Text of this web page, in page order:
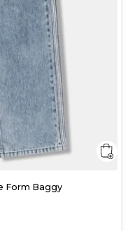
Form Baggy